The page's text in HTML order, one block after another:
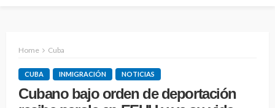
Home Cuba
CUBA INMIGRACIÓN NOTICIAS
Cubano bajo orden de deportación